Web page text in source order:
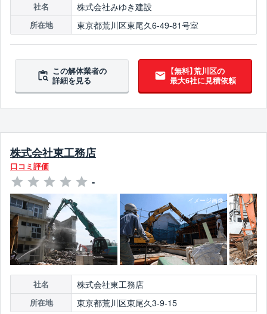
社名 株式会社みゆき建設
所在地 東京都荒川区東尾久6-49-81号室
この解体業者の
詳細を見る
【無料】荒川区の
最大6社に見積依頼
株式会社東工務店
口コミ評価
-
社名 株式会社東工務店
所在地 東京都荒川区東尾久3-9-15